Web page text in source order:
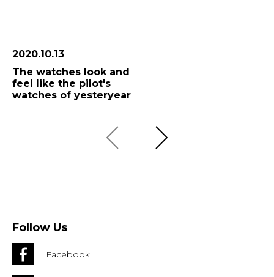
2020.10.13
The watches look and
feel like the pilot's
watches of yesteryear
Follow Us
Facebook